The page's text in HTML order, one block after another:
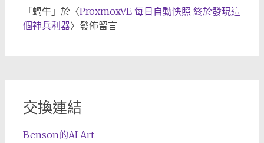
「蝸牛」於〈ProxmoxVE 每日自動快照 終於發現這
個神兵利器〉發佈留言
交換連結
Benson的AI Art